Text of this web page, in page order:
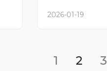
2026-01-19
1 2 3